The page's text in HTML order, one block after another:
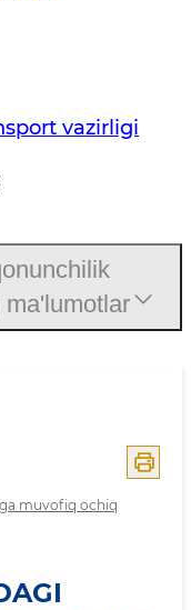
vazirligi
muvofiq ochiq